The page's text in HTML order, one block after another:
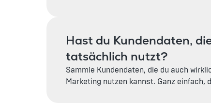
Hast du Kundendaten,
tatsächlich nutzt?
Sammle Kundendaten, die du auch
Marketing nutzen kannst. Ganz einfach,